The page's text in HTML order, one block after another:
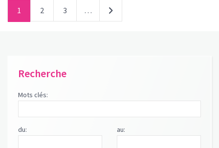
1 2 3 …
Recherche
Mots clés:
du: au: